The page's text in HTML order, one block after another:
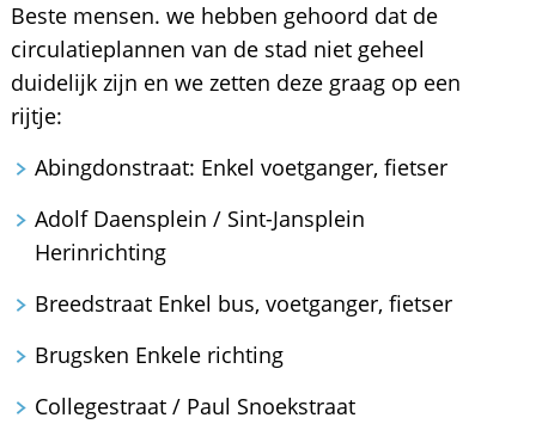
Beste mensen. we hebben gehoord dat de
circulatieplannen van de stad niet geheel
duidelijk zijn en we zetten deze graag op een
rijtje:
Abingdonstraat: Enkel voetganger, fietser
Adolf Daensplein / Sint-Jansplein
Herinrichting
Breedstraat Enkel bus, voetganger, fietser
Brugsken Enkele richting
Collegestraat / Paul Snoekstraat